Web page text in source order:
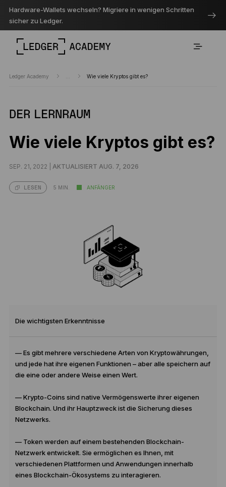
Hardware-Wallets wechseln? Migriere in wenigen Schritten
sicher zu Ledger.
Ledger Academy Wie viele Kryptos gibt es?
DER LERNRAUM
Wie viele Kryptos gibt es?
SEP. 21, 2022 | AKTUALISIERT AUG. 7, 2026
LESEN 5 MIN. ANFÄNGER
Die wichtigsten Erkenntnisse
— Es gibt mehrere verschiedene Arten von Kryptowährungen,
und jede hat ihre eigenen Funktionen – aber alle speichern auf
die eine oder andere Weise einen Wert.
— Krypto-Coins sind native Vermögenswerte ihrer eigenen
Blockchain. Und ihr Hauptzweck ist die Sicherung dieses
Netzwerks.
— Token werden auf einem bestehenden Blockchain-
Netzwerk entwickelt. Sie ermöglichen es Ihnen, mit
verschiedenen Plattformen und Anwendungen innerhalb
eines Blockchain-Ökosystems zu interagieren.